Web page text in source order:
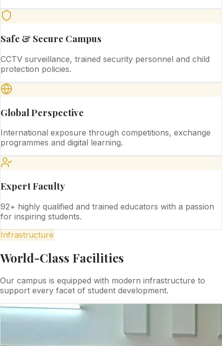
Safe & Secure Campus
CCTV surveillance, trained security personnel and child
protection policies.
Global Perspective
International exposure through competitions, exchange
programmes and digital learning.
Expert Faculty
92+ highly qualified and trained educators with a passion
for inspiring students.
Infrastructure
World-Class Facilities
Our campus is equipped with modern infrastructure to
support every facet of student development.